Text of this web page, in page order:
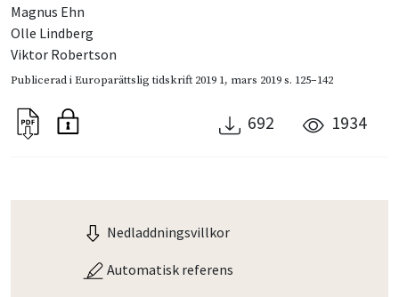
Magnus Ehn
Olle Lindberg
Viktor Robertson
Publicerad iEuroparättslig tidskrift 2019 1, mars 2019s. 125–142
692 1934
Nedladdningsvillkor
Automatisk referens